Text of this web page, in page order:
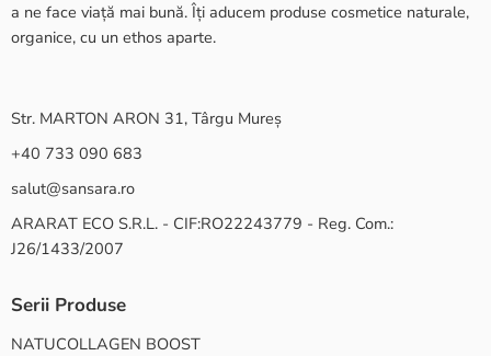
a ne face viață mai bună. Îți aducem produse cosmetice naturale,
organice, cu un ethos aparte.
Str. MARTON ARON 31, Târgu Mureș
+40 733 090 683
salut@sansara.ro
ARARAT ECO S.R.L. - CIF:RO22243779 - Reg. Com.:
J26/1433/2007
Serii Produse
NATUCOLLAGEN BOOST